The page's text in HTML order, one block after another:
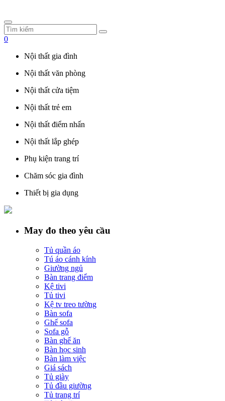
0
Nội thất gia đình
Nội thất văn phòng
Nội thất cửa tiệm
Nội thất trẻ em
Nội thất điểm nhấn
Nội thất lắp ghép
Phụ kiện trang trí
Chăm sóc gia đình
Thiết bị gia dụng
May đo theo yêu cầu
Tủ quần áo
Tú áo cánh kính
Giường ngủ
Bàn trang điểm
Kệ tivi
Tủ tivi
Kệ tv treo tường
Bàn sofa
Ghế sofa
Sofa gỗ
Bàn ghế ăn
Bàn học sinh
Bàn làm việc
Giá sách
Tủ giày
Tủ đầu giường
Tủ trang trí